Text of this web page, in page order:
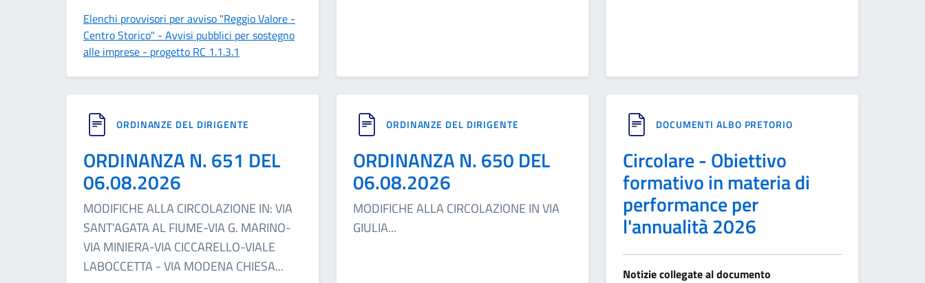
Elenchi provvisori per avviso "Reggio Valore -
Centro Storico" - Avvisi pubblici per sostegno
alle imprese - progetto RC 1.1.3.1
ORDINANZE DEL DIRIGENTE
ORDINANZA N. 651 DEL
06.08.2026
MODIFICHE ALLA CIRCOLAZIONE IN: VIA
SANT'AGATA AL FIUME-VIA G. MARINO-
VIA MINIERA-VIA CICCARELLO-VIALE
LABOCCETTA - VIA MODENA CHIESA...
ORDINANZE DEL DIRIGENTE
ORDINANZA N. 650 DEL
06.08.2026
MODIFICHE ALLA CIRCOLAZIONE IN VIA
GIULIA...
DOCUMENTI ALBO PRETORIO
Circolare - Obiettivo
formativo in materia di
performance per
l'annualità 2026
Notizie collegate al documento